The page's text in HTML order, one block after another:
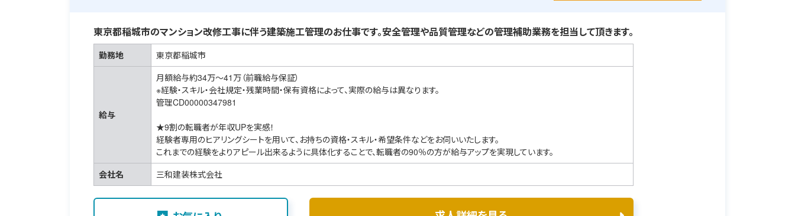
東京都稲城市のマンション改修工事に伴う建築施工管理のお仕事です。安全管理や品質管理などの管理補助業務を担当して頂きます。
勤務地 東京都稲城市
給与
月額給与約34万～41万（前職給与保証）
※経験・スキル・会社規定・残業時間・保有資格によって、実際の給与は異なります。
管理CD00000347981
★9割の転職者が年収UPを実感！
経験者専用のヒアリングシートを用いて、お持ちの資格・スキル・希望条件などをお伺いいたします。
これまでの経験をよりアピール出来るように具体化することで、転職者の90％の方が給与アップを実現しています。
会社名
三和建装株式会社